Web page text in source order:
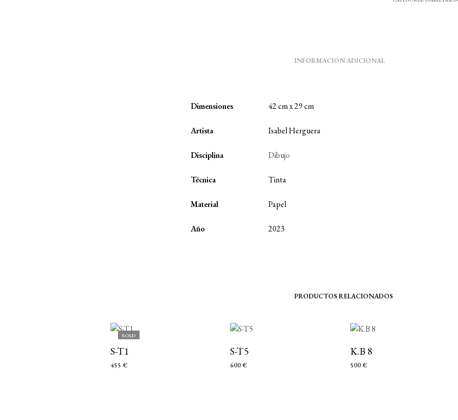
INFORMACIÓN ADICIONAL
Dimensiones 42 cm x 29 cm
Artista Isabel Herguera
Disciplina Dibujo
Técnica Tinta
Material Papel
Año 2023
PRODUCTOS RELACIONADOS
SOLD
S-T1
455 €
S-T5
600€
K.B 8
500€